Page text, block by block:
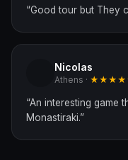
“Good tour but They
Nicolas
Athens ·
“An interesting game
Monastiraki.”